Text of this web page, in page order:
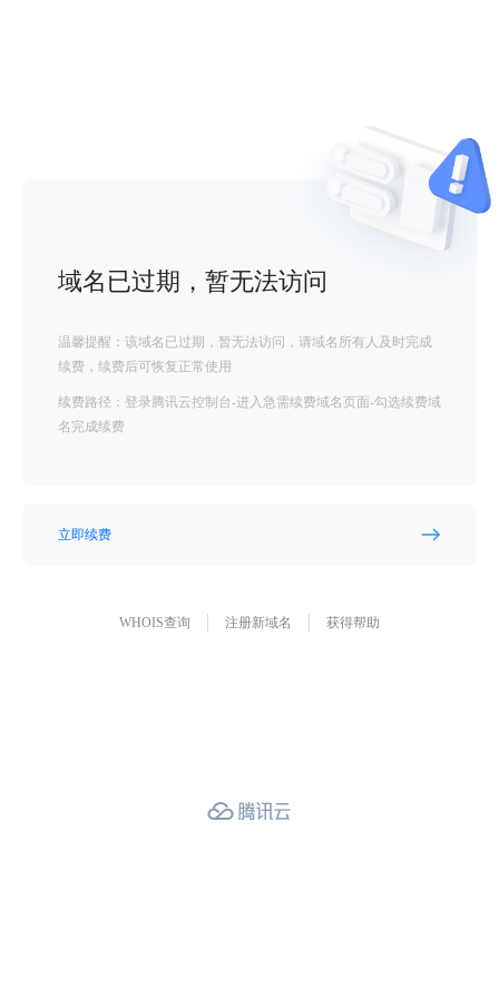
域名已过期，暂无法访问
温馨提醒：该域名已过期，暂无法访问，请域名所有人及时完成
续费，续费后可恢复正常使用
续费路径：登录腾讯云控制台-进入急需续费域名页面-勾选续费域
名完成续费
立即续费
WHOIS查询 注册新域名 获得帮助